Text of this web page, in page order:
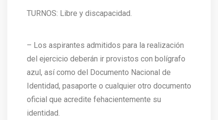
TURNOS: Libre y discapacidad.
– Los aspirantes admitidos para la realización
del ejercicio deberán ir provistos con bolígrafo
azul, así como del Documento Nacional de
Identidad, pasaporte o cualquier otro documento
oficial que acredite fehacientemente su
identidad.